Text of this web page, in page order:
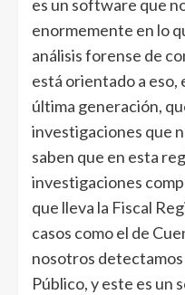
es un software que
enormemente en lo
análisis forense de
está orientado a eso,
última generación,
investigaciones que
saben que en esta
investigaciones
que lleva la Fiscal
casos como el de
nosotros
Público, y este es un